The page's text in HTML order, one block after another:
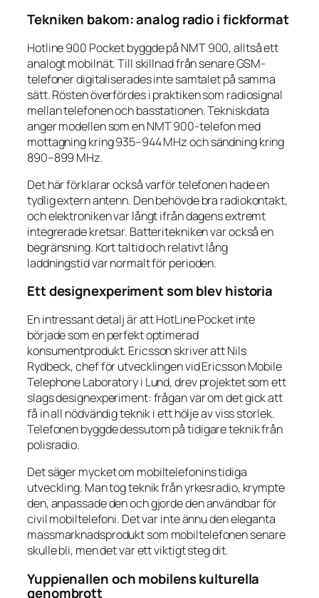
Tekniken bakom: analog radio i fickformat
Hotline 900 Pocket byggde på NMT 900, alltså ett
analogt mobilnät. Till skillnad från senare GSM-
telefoner digitaliserades inte samtalet på samma
sätt. Rösten överfördes i praktiken som radiosignal
mellan telefonen och basstationen. Tekniskdata
anger modellen som en NMT 900-telefon med
mottagning kring 935–944 MHz och sändning kring
890–899 MHz.
Det här förklarar också varför telefonen hade en
tydlig extern antenn. Den behövde bra radiokontakt,
och elektroniken var långt ifrån dagens extremt
integrerade kretsar. Batteritekniken var också en
begränsning. Kort taltid och relativt lång
laddningstid var normalt för perioden.
Ett designexperiment som blev historia
En intressant detalj är att HotLine Pocket inte
började som en perfekt optimerad
konsumentprodukt. Ericsson skriver att Nils
Rydbeck, chef för utvecklingen vid Ericsson Mobile
Telephone Laboratory i Lund, drev projektet som ett
slags designexperiment: frågan var om det gick att
få in all nödvändig teknik i ett hölje av viss storlek.
Telefonen byggde dessutom på tidigare teknik från
polisradio.
Det säger mycket om mobiltelefonins tidiga
utveckling. Man tog teknik från yrkesradio, krympte
den, anpassade den och gjorde den användbar för
civil mobiltelefoni. Det var inte ännu den eleganta
massmarknadsprodukt som mobiltelefonen senare
skulle bli, men det var ett viktigt steg dit.
Yuppienallen och mobilens kulturella
genombrott